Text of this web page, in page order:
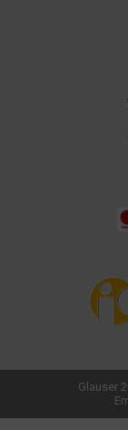
Glauser